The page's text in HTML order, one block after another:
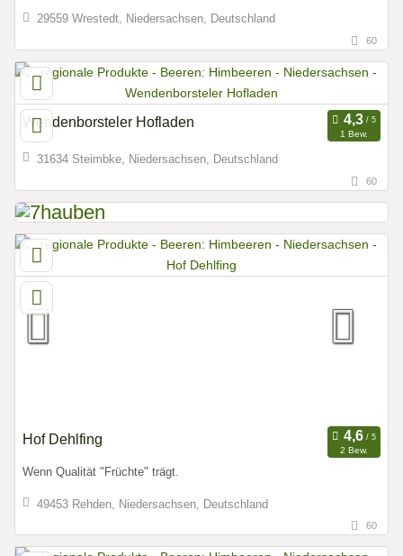
29559 Wrestedt, Niedersachsen, Deutschland
60
Wendenborsteler Hofladen
1 Bew.
31634 Steimbke, Niedersachsen, Deutschland
60
Hof Dehlfing
2 Bew.
Wenn Qualität "Früchte" trägt.
49453 Rehden, Niedersachsen, Deutschland
60